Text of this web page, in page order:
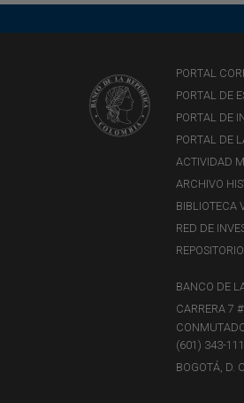
PORTAL
PORTAL DE
PORTAL DE
PORTAL DE
ACTIVIDAD
ARCHIVO
BIBLIOTECA
RED DE
BANCO DE
CARRERA 7
(601) 343-
BOGOTÁ, D.